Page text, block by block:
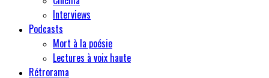
Interviews
Podcasts
Mort à la poésie
Lectures à voix haute
Rétrorama